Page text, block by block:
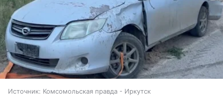
Источник: Комсомольская правда - Иркутск